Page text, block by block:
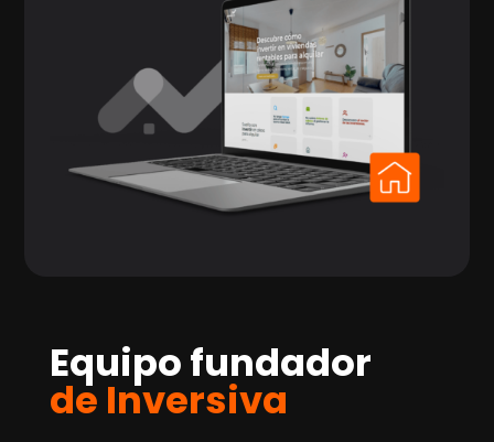
Equipo fundador
de Inversiva